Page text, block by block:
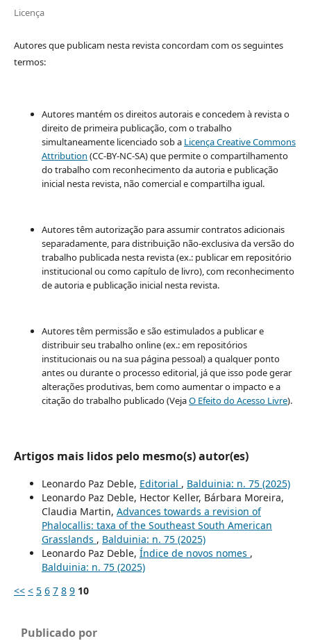
Licença
Autores que publicam nesta revista concordam com os seguintes
termos:
Autores mantém os direitos autorais e concedem à revista o
direito de primeira publicação, com o trabalho
simultaneamente licenciado sob a Licença Creative Commons
Attribution (CC-BY-NC-SA) que permite o compartilhamento
do trabalho com reconhecimento da autoria e publicação
inicial nesta revista, não comercial e compartilha igual.
Autores têm autorização para assumir contratos adicionais
separadamente, para distribuição não-exclusiva da versão do
trabalho publicada nesta revista (ex.: publicar em repositório
institucional ou como capítulo de livro), com reconhecimento
de autoria e publicação inicial nesta revista.
Autores têm permissão e são estimulados a publicar e
distribuir seu trabalho online (ex.: em repositórios
institucionais ou na sua página pessoal) a qualquer ponto
antes ou durante o processo editorial, já que isso pode gerar
alterações produtivas, bem como aumentar o impacto e a
citação do trabalho publicado (VejaO Efeito do Acesso Livre).
Artigos mais lidos pelo mesmo(s) autor(es)
Leonardo Paz Deble, Editorial , Balduinia: n. 75 (2025)
Leonardo Paz Deble, Hector Keller, Bárbara Moreira,
Claudia Martin, Advances towards a revision of
Phalocallis: taxa of the Southeast South American
Grasslands , Balduinia: n. 75 (2025)
Leonardo Paz Deble, Índice de novos nomes ,
Balduinia: n. 75 (2025)
<< < 5 6 7 8 9 10
Publicado por